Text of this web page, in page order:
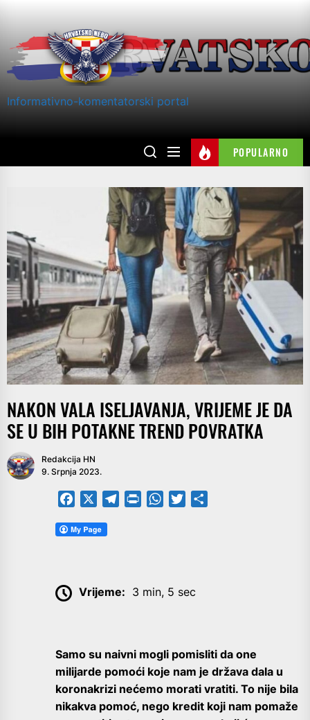
content
Informativno-komentatorski portal
POPULARNO
NAKON VALA ISELJAVANJA, VRIJEME JE DA
SE U BIH POTAKNE TREND POVRATKA
Redakcija HN
9. Srpnja 2023.
Facebook TelegramPrintFriendly
WhatsApp
Twitter
Vrijeme: 3 min, 5 sec
Samo su naivni mogli pomisliti da one
milijarde pomoći koje nam je država dala u
koronakrizi nećemo morati vratiti. To nije bila
nikakva pomoć, nego kredit koji nam pomaže